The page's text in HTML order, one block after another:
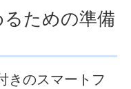
ための準備
きのスマートフ